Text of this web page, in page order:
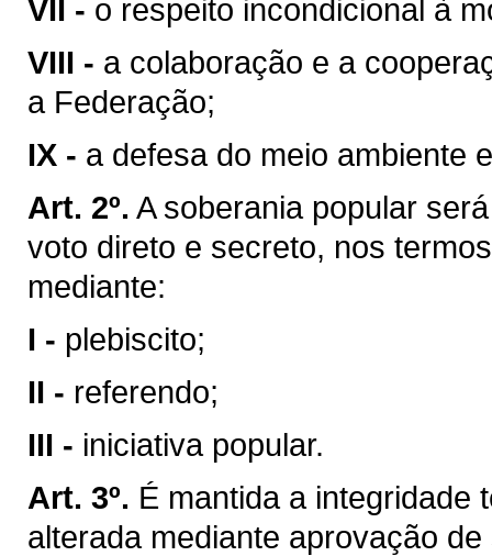
VII - o respeito incondicional à
VIII - a colaboração e a
a Federação;
IX - a defesa do meio ambiente
Art. 2º. A soberania popular
voto direto e secreto, nos
mediante:
I - plebiscito;
II - referendo;
III - iniciativa popular.
Art. 3º. É mantida a integridade
alterada mediante aprovação